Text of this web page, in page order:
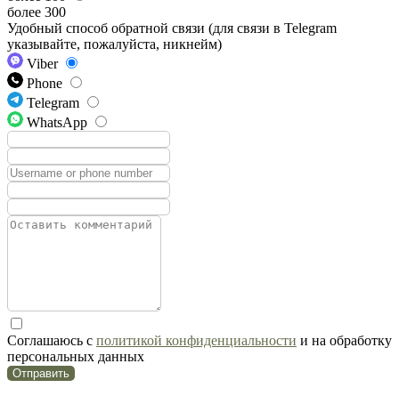
более 300
Удобный способ обратной связи (для связи в Telegram
указывайте, пожалуйста, никнейм)
Viber
Phone
Telegram
WhatsApp
Соглашаюсь с политикой конфиденциальности и на обработку
персональных данных
Отправить